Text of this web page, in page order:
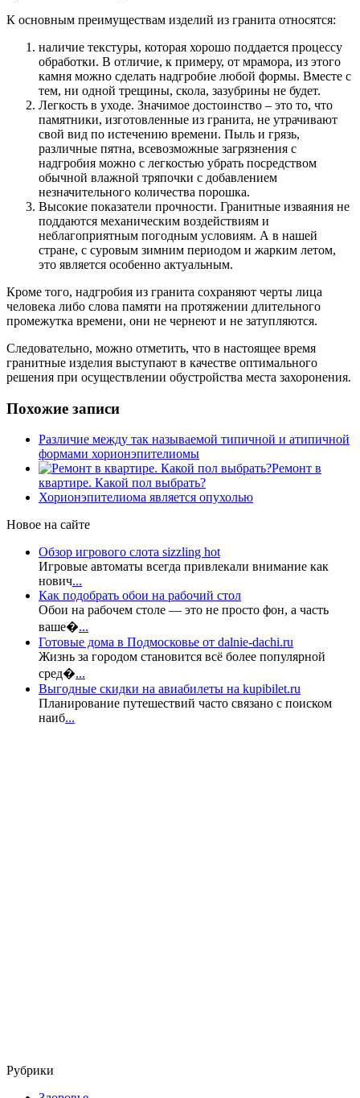
К основным преимуществам изделий из гранита относятся:
наличие текстуры, которая хорошо поддается процессу
обработки. В отличие, к примеру, от мрамора, из этого
камня можно сделать надгробие любой формы. Вместе с
тем, ни одной трещины, скола, зазубрины не будет.
Легкость в уходе. Значимое достоинство – это то, что
памятники, изготовленные из гранита, не утрачивают
свой вид по истечению времени. Пыль и грязь,
различные пятна, всевозможные загрязнения с
надгробия можно с легкостью убрать посредством
обычной влажной тряпочки с добавлением
незначительного количества порошка.
Высокие показатели прочности. Гранитные изваяния не
поддаются механическим воздействиям и
неблагоприятным погодным условиям. А в нашей
стране, с суровым зимним периодом и жарким летом,
это является особенно актуальным.
Кроме того, надгробия из гранита сохраняют черты лица
человека либо слова памяти на протяжении длительного
промежутка времени, они не чернеют и не затупляются.
Следовательно, можно отметить, что в настоящее время
гранитные изделия выступают в качестве оптимального
решения при осуществлении обустройства места захоронения.
Похожие записи
Различие между так называемой типичной и атипичной
формами хорионэпителиомы
Ремонт в
квартире. Какой пол выбрать?
Хорионэпителиома является опухолью
Новое на сайте
Обзор игрового слота sizzling hot
Игровые автоматы всегда привлекали внимание как
нович...
Как подобрать обои на рабочий стол
Обои на рабочем столе — это не просто фон, а часть
ваше�...
Готовые дома в Подмосковье от dalnie-dachi.ru
Жизнь за городом становится всё более популярной
сред�...
Выгодные скидки на авиабилеты на kupibilet.ru
Планирование путешествий часто связано с поиском
наиб...
Рубрики